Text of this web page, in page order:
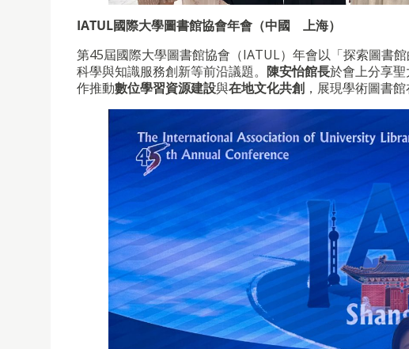
IATUL國際大學圖書館協會年會（中國 上海）
第45屆國際大學圖書館協會（IATUL）年會以「探索圖書
科學與知識服務創新等前沿議題。 陳安怡館長於會上分享
作推動數位學習資源建設與在地文化共創 ，展現學術圖書館